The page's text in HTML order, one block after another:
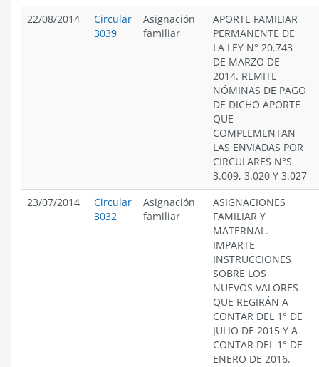
22/08/2014
Circular
3039
Asignación
familiar
APORTE FAMILIAR
PERMANENTE DE
LA LEY N° 20.743
DE MARZO DE
2014. REMITE
NÓMINAS DE PAGO
DE DICHO APORTE
QUE
COMPLEMENTAN
LAS ENVIADAS POR
CIRCULARES N°S
3.009, 3.020 Y 3.027
23/07/2014
Circular
3032
Asignación
familiar
ASIGNACIONES
FAMILIAR Y
MATERNAL.
IMPARTE
INSTRUCCIONES
SOBRE LOS
NUEVOS VALORES
QUE REGIRÁN A
CONTAR DEL 1° DE
JULIO DE 2015 Y A
CONTAR DEL 1° DE
ENERO DE 2016.